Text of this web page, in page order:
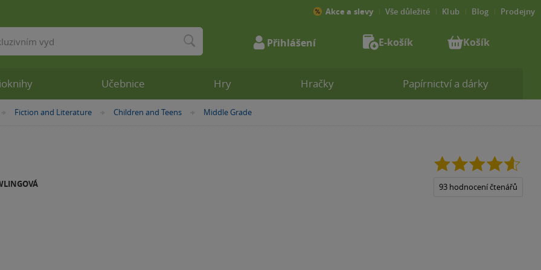
»Fiction and Literature »
Children and Teens »
Middle Grade
4.6
93 hodnocení čtenářů
Učebnice Hry Hračky Papírnictví a dárky
Akce a slevy Vše důležité Klub Blog Prodejny
Přihlášení E-košík Košík